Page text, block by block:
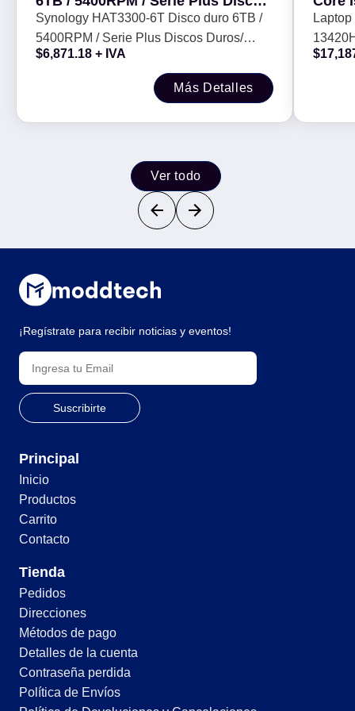
Duros/ Especializados para NAS -
Synology HAT3300-6T Disco duro 6TB /
5400RPM / Serie Plus Discos Duros/
Especializados para NAS -
$6,871.18 + IVA
Más Detalles
$
Ver todo
¡Regístrate para recibir noticias y eventos!
Principal
Inicio
Productos
Carrito
Contacto
Tienda
Pedidos
Direcciones
Métodos de pago
Detalles de la cuenta
Contraseña perdida
Política de Envíos